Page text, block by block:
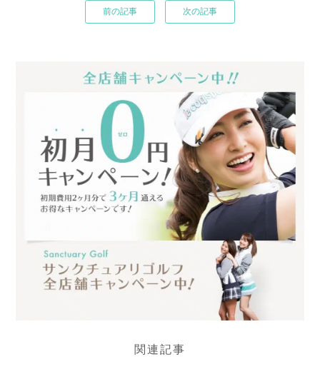
前の記事 次の記事
関連記事